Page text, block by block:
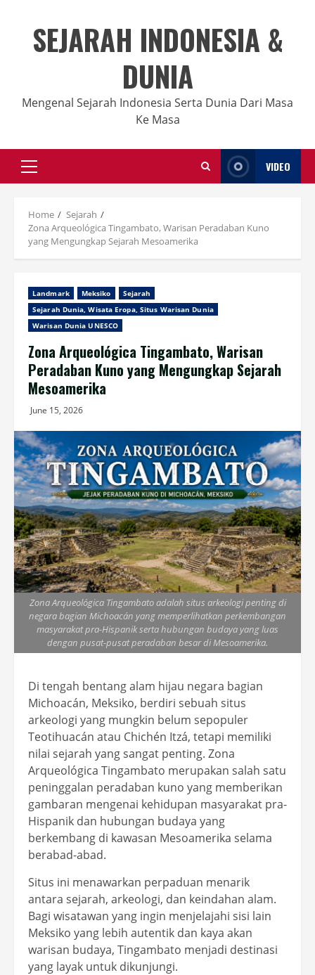
contentSEJARAH INDONESIA &
DUNIA
Mengenal Sejarah Indonesia Serta Dunia Dari Masa
Ke Masa
Primary
Menu
VIDEO
Home
Sejarah
Zona Arqueológica Tingambato, Warisan Peradaban Kuno
yang Mengungkap Sejarah Mesoamerika
Landmark Meksiko
Sejarah
Sejarah Dunia, Wisata Eropa, Situs Warisan Dunia
Warisan Dunia UNESCO
Zona Arqueológica Tingambato, Warisan
Peradaban Kuno yang Mengungkap Sejarah
Mesoamerika
June 15, 2026
Zona Arqueológica Tingambato adalah situs arkeologi penting di
negara bagian Michoacán yang memperlihatkan perkembangan
masyarakat pra-Hispanik serta hubungan budaya yang luas
dengan pusat-pusat peradaban besar di Mesoamerika.
Di tengah bentang alam hijau negara bagian
Michoacán, Meksiko, berdiri sebuah situs
arkeologi yang mungkin belum sepopuler
Teotihuacán atau Chichén Itzá, tetapi memiliki
nilai sejarah yang sangat penting. Zona
Arqueológica Tingambato merupakan salah satu
peninggalan peradaban kuno yang memberikan
gambaran mengenai kehidupan masyarakat pra-
Hispanik dan hubungan budaya yang
berkembang di kawasan Mesoamerika selama
berabad-abad.
Situs ini menawarkan perpaduan menarik
antara sejarah, arkeologi, dan keindahan alam.
Bagi wisatawan yang ingin menjelajahi sisi lain
Meksiko yang lebih autentik dan kaya akan
warisan budaya, Tingambato menjadi destinasi
yang layak untuk dikunjungi.